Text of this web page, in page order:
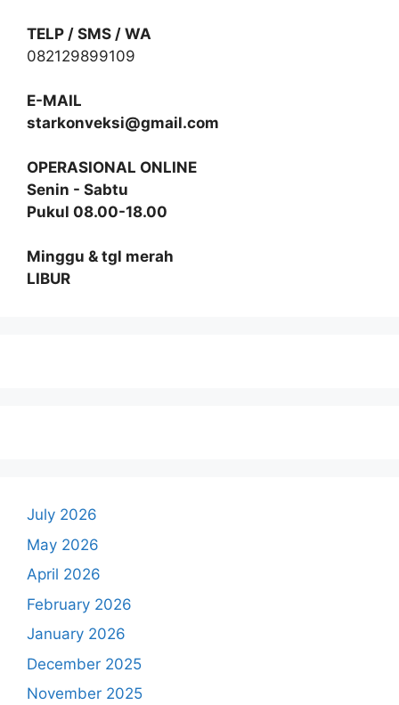
TELP / SMS / WA
082129899109
E-MAIL
starkonveksi@gmail.com
OPERASIONAL ONLINE
Senin - Sabtu
Pukul 08.00-18.00
Minggu & tgl merah
LIBUR
July 2026
May 2026
April 2026
February 2026
January 2026
December 2025
November 2025